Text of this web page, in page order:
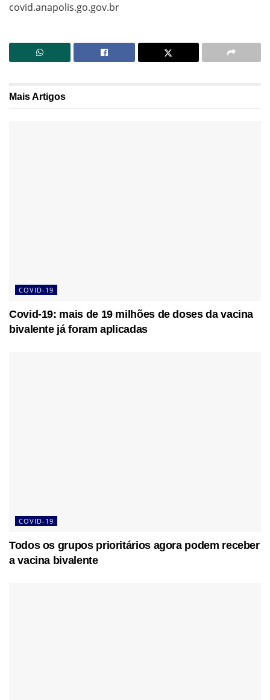
covid.anapolis.go.gov.br
MaisArtigos
COVID-19
Covid-19: mais de 19 milhões de doses da vacina
bivalente já foram aplicadas
COVID-19
Todos os grupos prioritários agora podem receber
a vacina bivalente